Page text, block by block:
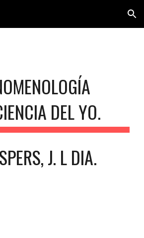
Skip to navigation
DEL YO.
J. L DIA.